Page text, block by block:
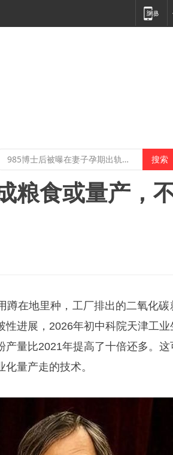
粮食或量产，
蹲在地里种，工厂排出的二氧化碳
进展，2026年初中科院天津工
量比2021年提高了十倍还多。这
量产走的技术。